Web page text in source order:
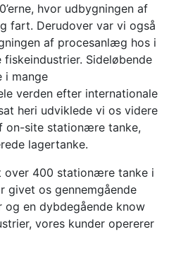
hvor udbygningen af
fart. Derudover var vi også
af procesanlæg hos i
Sideløbende
i mange
verden efter internationale
heri udviklede vi os videre
on-site stationære tanke,
lagertanke.
over 400 stationære tanke i
givet os gennemgående
og en dybdegående know
vores kunder opererer